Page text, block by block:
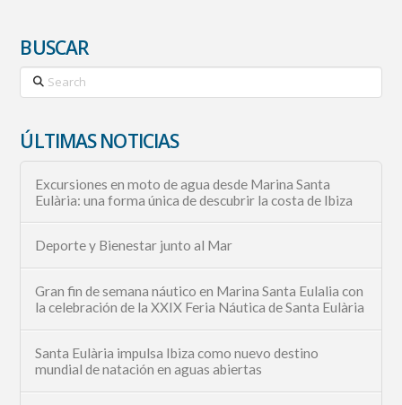
BUSCAR
Search
ÚLTIMAS NOTICIAS
Excursiones en moto de agua desde Marina Santa
Eulària: una forma única de descubrir la costa de Ibiza
Deporte y Bienestar junto al Mar
Gran fin de semana náutico en Marina Santa Eulalia con
la celebración de la XXIX Feria Náutica de Santa Eulària
Santa Eulària impulsa Ibiza como nuevo destino
mundial de natación en aguas abiertas